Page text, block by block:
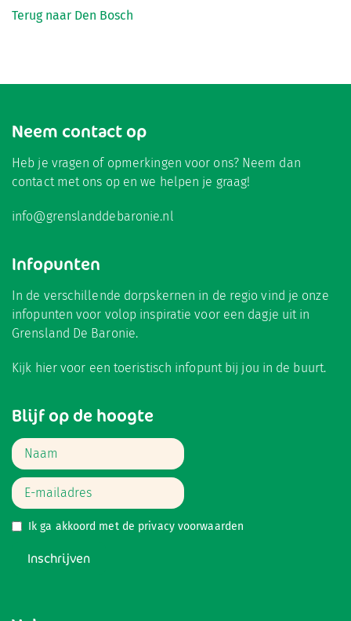
Terug naar Den Bosch
Neem contact op
Heb je vragen of opmerkingen voor ons? Neem dan
contact met ons op en we helpen je graag!
info@grenslanddebaronie.nl
Infopunten
In de verschillende dorpskernen in de regio vind je onze
infopunten voor volop inspiratie voor een dagje uit in
Grensland De Baronie.
Kijk hiervoor een toeristisch infopunt bij jou in de buurt.
Blijf op de hoogte
Ik ga akkoord met de privacy voorwaarden
Inschrijven